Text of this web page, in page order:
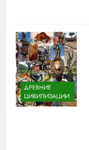
ДРЕВНИЕ
ЦИВИЛИЗАЦИИ